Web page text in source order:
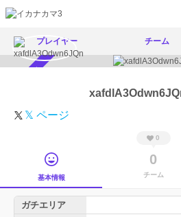
プレイヤー チーム
𝕏 ページ
基本情報
0
0
チーム
ガチエリア